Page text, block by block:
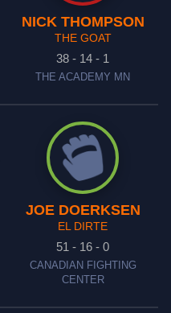
NICK THOMPSON
THE GOAT
38 - 14 - 1
THE ACADEMY MN
JOE DOERKSEN
EL DIRTE
51 - 16 - 0
CANADIAN FIGHTING
CENTER